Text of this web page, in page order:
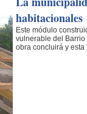
habitacionales
Este módulo
vulnerable del Barrio
obra concluirá y